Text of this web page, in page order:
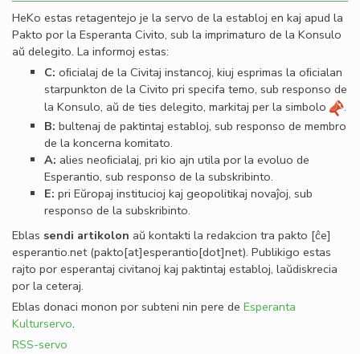
HeKo estas retagentejo je la servo de la establoj en kaj apud la
Pakto por la Esperanta Civito, sub la imprimaturo de la Konsulo
aŭ delegito. La informoj estas:
C: oﬁcialaj de la Civitaj instancoj, kiuj esprimas la oﬁcialan
starpunkton de la Civito pri specifa temo, sub responso de
la Konsulo, aŭ de ties delegito, markitaj per la simbolo
.
B: bultenaj de paktintaj establoj, sub responso de membro
de la koncerna komitato.
A: alies neoﬁcialaj, pri kio ajn utila por la evoluo de
Esperantio, sub responso de la subskribinto.
E: pri Eŭropaj institucioj kaj geopolitikaj novaĵoj, sub
responso de la subskribinto.
Eblas sendi artikolon aŭ kontakti la redakcion tra pakto [ĉe]
esperantio.net(pakto[at]esperantio[dot]net). Publikigo estas
rajto por esperantaj civitanoj kaj paktintaj establoj, laŭdiskrecia
por la ceteraj.
Eblas donaci monon por subteni nin pere de Esperanta
Kulturservo.
RSS-servo